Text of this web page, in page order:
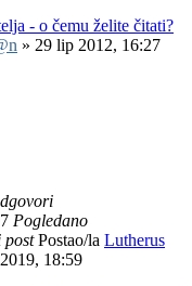
- o čemu želite čitati?
» 29 lip 2012, 16:27
Pogledano
postPostao/la Lutherus
18:59